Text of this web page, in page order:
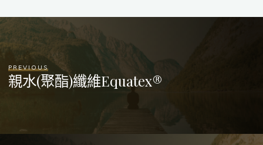
PREVIOUS
親水(聚酯)纖維Equatex®